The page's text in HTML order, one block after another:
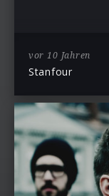
vor 10 Jahren
Stanfour